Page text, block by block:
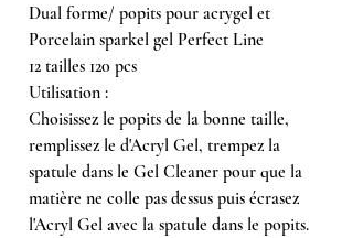
Dual forme/ popits pour acrygel et
Porcelain sparkel gel Perfect Line
12 tailles 120 pcs
Utilisation :
Choisissez le popits de la bonne taille,
remplissez le d'Acryl Gel, trempez la
spatule dans le Gel Cleaner pour que la
matière ne colle pas dessus puis écrasez
l'Acryl Gel avec la spatule dans le popits.